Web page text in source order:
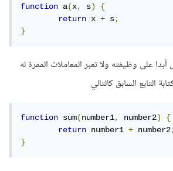
function a(x, s)
{
return x + s;
}
أبدا على وظيفته ولا تعبر المعاملات الممرة له
التابع السابق كالتالي
function sum(number1, number2)
{
return number1 + number2
}